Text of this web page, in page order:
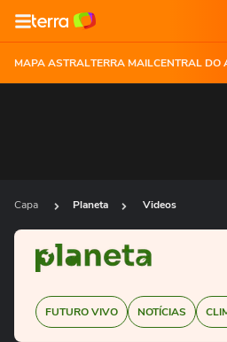
MAPA ASTRALTERRA MAILCENTRAL DO
Capa Planeta Videos
FUTURO VIVO NOTÍCIAS